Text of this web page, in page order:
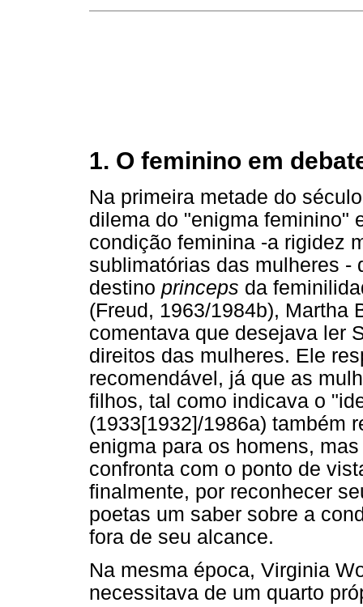
1. O feminino em
Na primeira metade do
dilema do "enigma feminino"
condição feminina -a rigidez
sublimatórias das mulheres -
destino princeps da
(Freud, 1963/1984b), Martha
comentava que desejava ler
direitos das mulheres. Ele
recomendável, já que as
filhos, tal como indicava o
(1933[1932]/1986a) também
enigma para os homens,
confronta com o ponto de
finalmente, por reconhecer
poetas um saber sobre a
fora de seu alcance.
Na mesma época, Virginia
necessitava de um quarto